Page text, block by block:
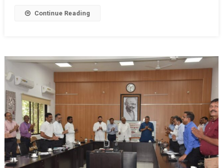
आयोजित
हुआ
विशेष
कार्यक्रम
Continue Reading